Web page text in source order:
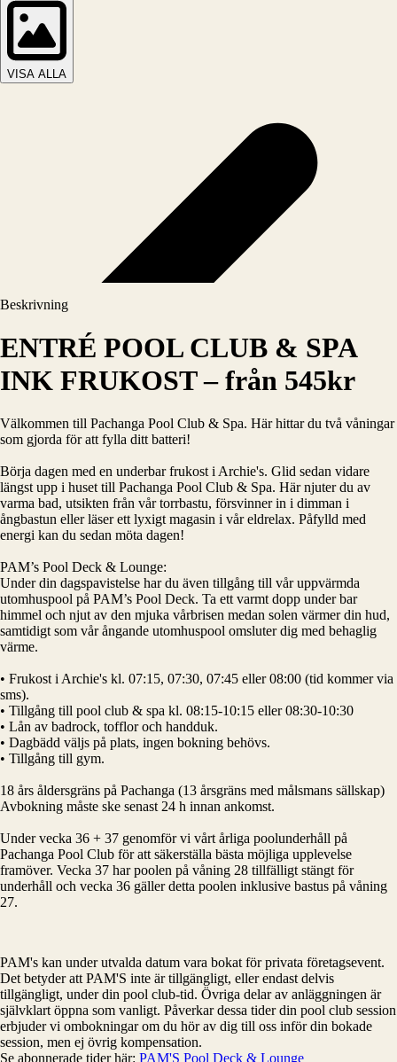
VISA ALLA
Beskrivning
ENTRÉ POOL CLUB & SPA
INK FRUKOST – från 545kr
Välkommen till Pachanga Pool Club & Spa. Här hittar du två våningar
som gjorda för att fylla ditt batteri!
Börja dagen med en underbar frukost i Archie's. Glid sedan vidare
längst upp i huset till Pachanga Pool Club & Spa. Här njuter du av
varma bad, utsikten från vår torrbastu, försvinner in i dimman i
ångbastun eller läser ett lyxigt magasin i vår eldrelax. Påfylld med
energi kan du sedan möta dagen!
PAM’s Pool Deck & Lounge:
Under din dagspavistelse har du även tillgång till vår uppvärmda
utomhuspool på PAM’s Pool Deck. Ta ett varmt dopp under bar
himmel och njut av den mjuka vårbrisen medan solen värmer din hud,
samtidigt som vår ångande utomhuspool omsluter dig med behaglig
värme.
• Frukost i Archie's kl. 07:15, 07:30, 07:45 eller 08:00 (tid kommer via
sms).
• Tillgång till pool club & spa kl. 08:15-10:15 eller 08:30-10:30
• Lån av badrock, tofflor och handduk.
• Dagbädd väljs på plats, ingen bokning behövs.
• Tillgång till gym.
18 års åldersgräns på Pachanga (13 årsgräns med målsmans sällskap)
Avbokning måste ske senast 24 h innan ankomst.
Under vecka 36 + 37 genomför vi vårt årliga poolunderhåll på
Pachanga Pool Club för att säkerställa bästa möjliga upplevelse
framöver. Vecka 37 har poolen på våning 28 tillfälligt stängt för
underhåll och vecka 36 gäller detta poolen inklusive bastus på våning
27.
PAM's kan under utvalda datum vara bokat för privata företagsevent.
Det betyder att PAM'S inte är tillgängligt, eller endast delvis
tillgängligt, under din pool club-tid. Övriga delar av anläggningen är
självklart öppna som vanligt. Påverkar dessa tider din pool club session
erbjuder vi ombokningar om du hör av dig till oss inför din bokade
session, men ej övrig kompensation.
Se abonnerade tider här: PAM'S Pool Deck & Lounge